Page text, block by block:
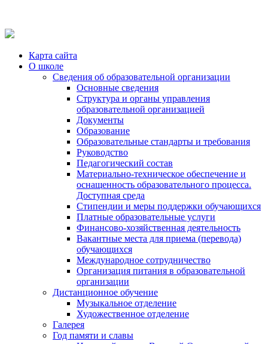
Карта сайта
О школе
Сведения об образовательной организации
Основные сведения
Структура и органы управления
образовательной организацией
Документы
Образование
Образовательные стандарты и требования
Руководство
Педагогический состав
Материально-техническое обеспечение и
оснащенность образовательного процесса.
Доступная среда
Стипендии и меры поддержки обучающихся
Платные образовательные услуги
Финансово-хозяйственная деятельность
Вакантные места для приема (перевода)
обучающихся
Международное сотрудничество
Организация питания в образовательной
организации
Дистанционное обучение
Музыкальное отделение
Художественное отделение
Галерея
Год памяти и славы